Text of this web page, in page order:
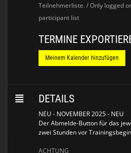
Teilnehmerliste. / Only logged
participant list
TERMINE
Meinem Kalender hinzufügen
DETAILS
NEU - NOVEMBER 2025 - NEU
Der Abmelde-Button für das
zwei Stunden vor
ACHTUNG